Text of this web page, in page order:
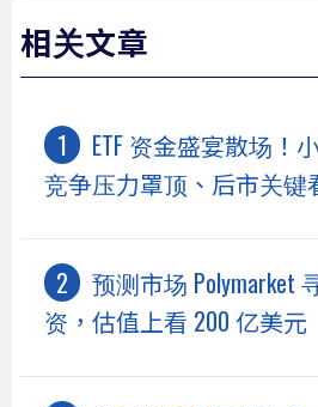
相关文章
ETF 资金盛宴散场！
竞争压力罩顶、后市关键
预测市场 Polymarket
资，估值上看 200 亿美元